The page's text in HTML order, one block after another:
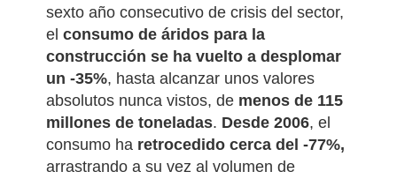
sexto año consecutivo de crisis del sector,
elconsumo de áridos para la
construcción se ha vuelto a desplomar
un -35%, hasta alcanzar unos valores
absolutos nunca vistos, de menos de 115
millones de toneladas. Desde 2006, el
consumo ha retrocedido cerca del -77%,
arrastrando a su vez al volumen de